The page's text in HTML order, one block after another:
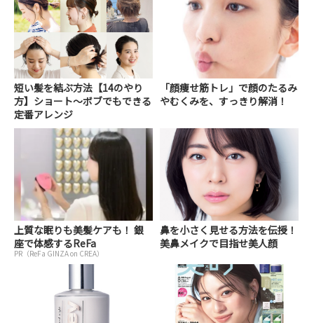
短い髪を結ぶ方法【14のやり
方】ショート～ボブでもできる
定番アレンジ
「顔痩せ筋トレ」で顔のたるみ
やむくみを、すっきり解消！
上質な眠りも美髪ケアも！ 銀
座で体感するReFa
PR（ReFa GINZA on CREA）
鼻を小さく見せる方法を伝授！
美鼻メイクで目指せ美人顔